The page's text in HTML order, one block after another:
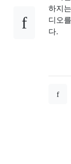
하지
디오
다.